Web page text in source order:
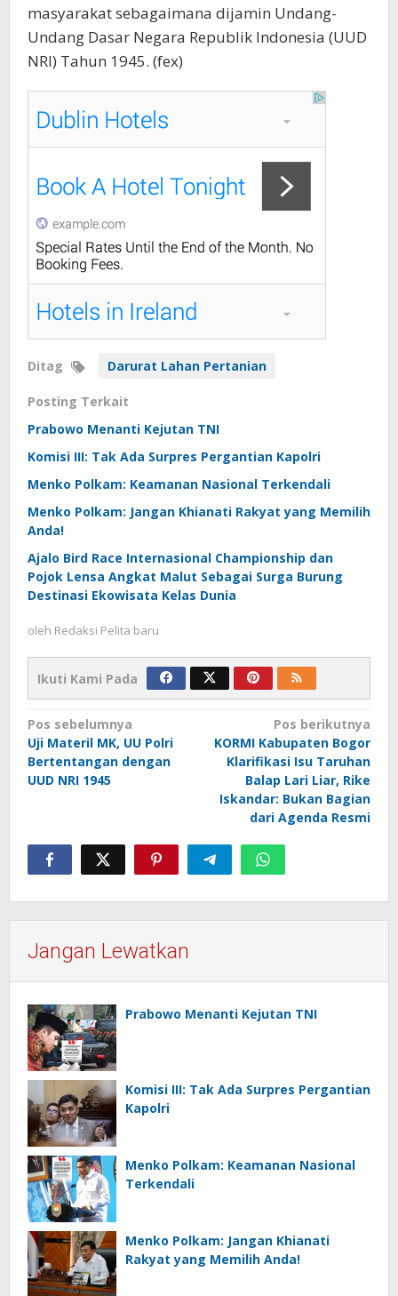
masyarakat sebagaimana dijamin Undang-
Undang Dasar Negara Republik Indonesia (UUD
NRI) Tahun 1945. (fex)
Ditag Darurat Lahan Pertanian
Posting Terkait
Prabowo Menanti Kejutan TNI
Komisi III: Tak Ada Surpres Pergantian Kapolri
Menko Polkam: Keamanan Nasional Terkendali
Menko Polkam: Jangan Khianati Rakyat yang Memilih
Anda!
Ajalo Bird Race Internasional Championship dan
Pojok Lensa Angkat Malut Sebagai Surga Burung
Destinasi Ekowisata Kelas Dunia
oleh Redaksi Pelita baru
Ikuti Kami Pada
Navigasi
pos
Pos sebelumnya
Uji Materil MK, UU Polri
Bertentangan dengan
UUD NRI 1945
Pos berikutnya
KORMI Kabupaten Bogor
Klarifikasi Isu Taruhan
Balap Lari Liar, Rike
Iskandar: Bukan Bagian
dari Agenda Resmi
Jangan Lewatkan
Prabowo Menanti Kejutan TNI
Komisi III: Tak Ada Surpres Pergantian
Kapolri
Menko Polkam: Keamanan Nasional
Terkendali
Menko Polkam: Jangan Khianati
Rakyat yang Memilih Anda!